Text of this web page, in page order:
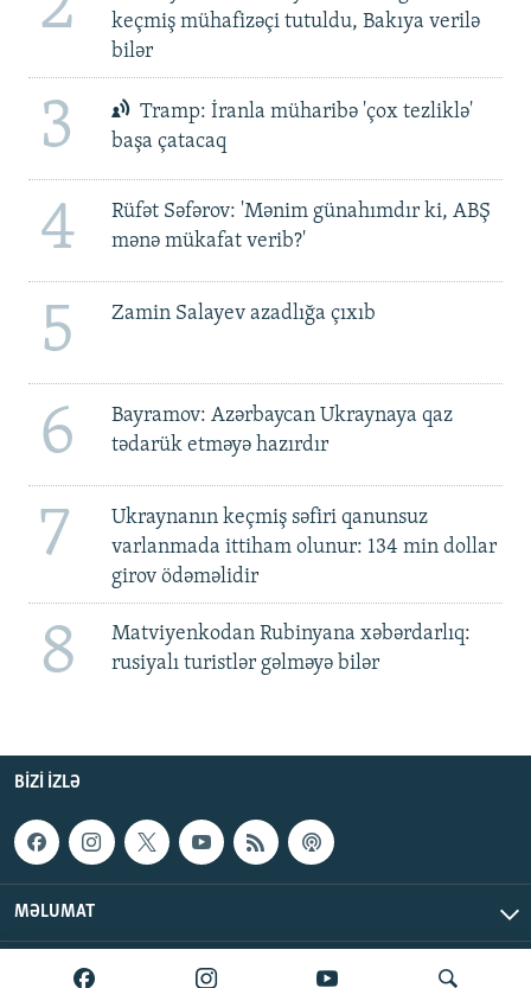
keçmiş mühafizəçi tutuldu, Bakıya verilə
bilər
3
Tramp: İranla müharibə 'çox tezliklə'
başa çatacaq
4
Rüfət Səfərov: 'Mənim günahımdır ki, ABŞ
mənə mükafat verib?'
5 Zamin Salayev azadlığa çıxıb
6
Bayramov: Azərbaycan Ukraynaya qaz
tədarük etməyə hazırdır
7
Ukraynanın keçmiş səfiri qanunsuz
varlanmada ittiham olunur: 134 min dollar
girov ödəməlidir
8
Matviyenkodan Rubinyana xəbərdarlıq:
rusiyalı turistlər gəlməyə bilər
BIZI IZLƏ
MƏLUMAT
AzadlıqRadiosu © 2026 Inc. | Bütün hüquqlar qorunur